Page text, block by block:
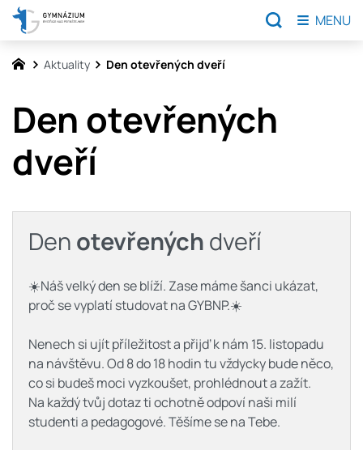
Aktuality Den otevřených dveří
Den otevřených
dveří
Den otevřených dveří
☀️Náš velký den se blíží. Zase máme šanci ukázat,
proč se vyplatí studovat na GYBNP.☀️
Nenech si ujít příležitost a přijď k nám 15. listopadu
na návštěvu. Od 8 do 18 hodin tu vždycky bude něco,
co si budeš moci vyzkoušet, prohlédnout a zažít.
Na každý tvůj dotaz ti ochotně odpoví naši milí
studenti a pedagogové. Těšíme se na Tebe.
MENU